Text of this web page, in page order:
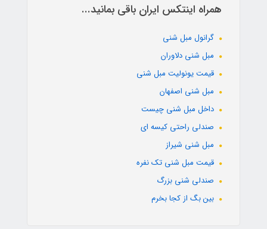
همراه اینتکس ایران باقی بمانید...
گرانول مبل شنی
مبل شنی دلاوران
قیمت یونولیت مبل شنی
مبل شنی اصفهان
داخل مبل شنی چیست
صندلی راحتی کیسه ای
مبل شنی شیراز
قیمت مبل شنی تک نفره
صندلی شنی بزرگ
بین بگ از کجا بخرم